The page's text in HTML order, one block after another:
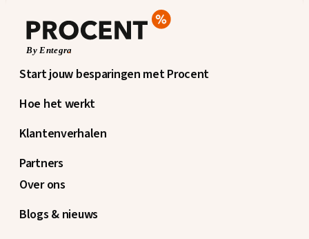
Start jouw besparingen met Procent
Hoe het werkt
Klantenverhalen
Partners
Over ons
Blogs & nieuws